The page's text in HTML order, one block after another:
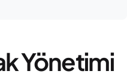
Yönetimi